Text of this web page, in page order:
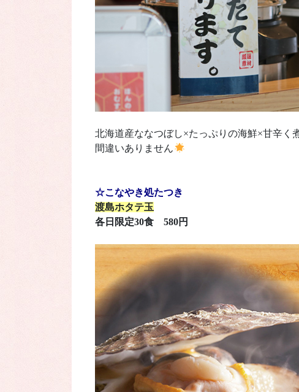
北海道産ななつぼし×たっぷりの海鮮×甘辛く
間違いありません
☆こなやき処たつき
渡島ホタテ玉
各日限定30食 580円